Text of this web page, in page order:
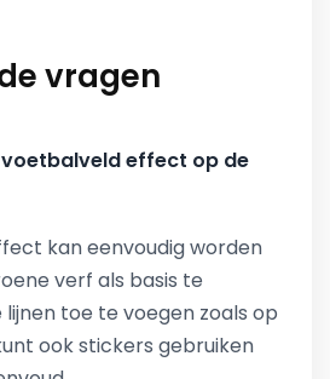
vragen
voetbalveld effect op de
kan eenvoudig worden
verf als basis te
toe te voegen zoals op
ook stickers gebruiken